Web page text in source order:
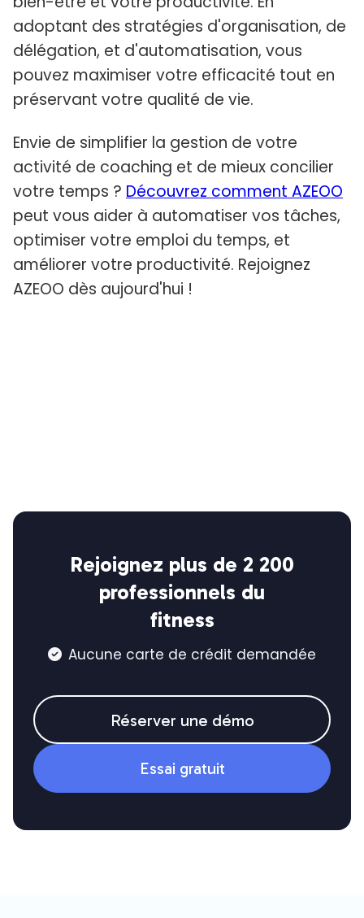
adoptant des stratégies d'organisation, de
délégation, et d'automatisation, vous
pouvez maximiser votre efficacité tout en
préservant votre qualité de vie.
Envie de simplifier la gestion de votre
activité de coaching et de mieux concilier
votre temps ? Découvrez comment AZEOO
peut vous aider à automatiser vos tâches,
optimiser votre emploi du temps, et
améliorer votre productivité. Rejoignez
AZEOO dès aujourd'hui !
Rejoignez plus de 2 200
professionnels du
fitness
 Aucune carte de crédit demandée
Réserver une démo
Essai gratuit